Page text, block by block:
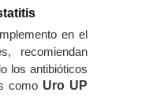
en el
recomiendan
los antibióticos
como Uro UP